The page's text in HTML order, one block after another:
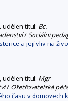
, udělen titul: Bc.
/Sociální
a její vliv na
, udělen titul: Mgr.
/ Ošetřovatelská
času v domovech